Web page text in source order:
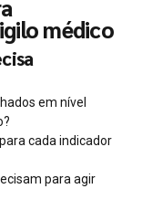
médico
em nível
cada indicador
para agir